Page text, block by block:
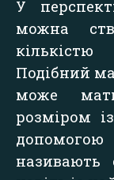
У
можна
Подібний
може
розміром
називають